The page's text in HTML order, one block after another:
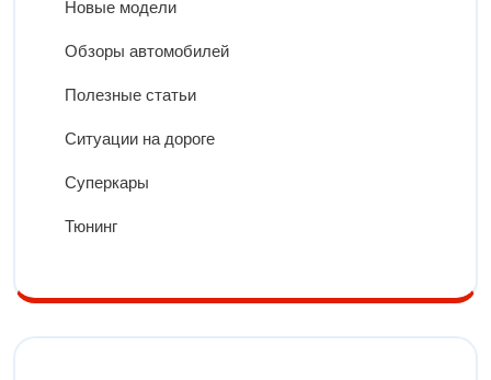
Новые модели
Обзоры автомобилей
Полезные статьи
Ситуации на дороге
Суперкары
Тюнинг